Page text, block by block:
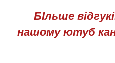
БІльше
нашому ютуб